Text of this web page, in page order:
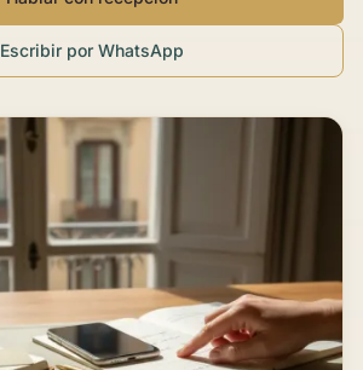
Escribir por WhatsApp